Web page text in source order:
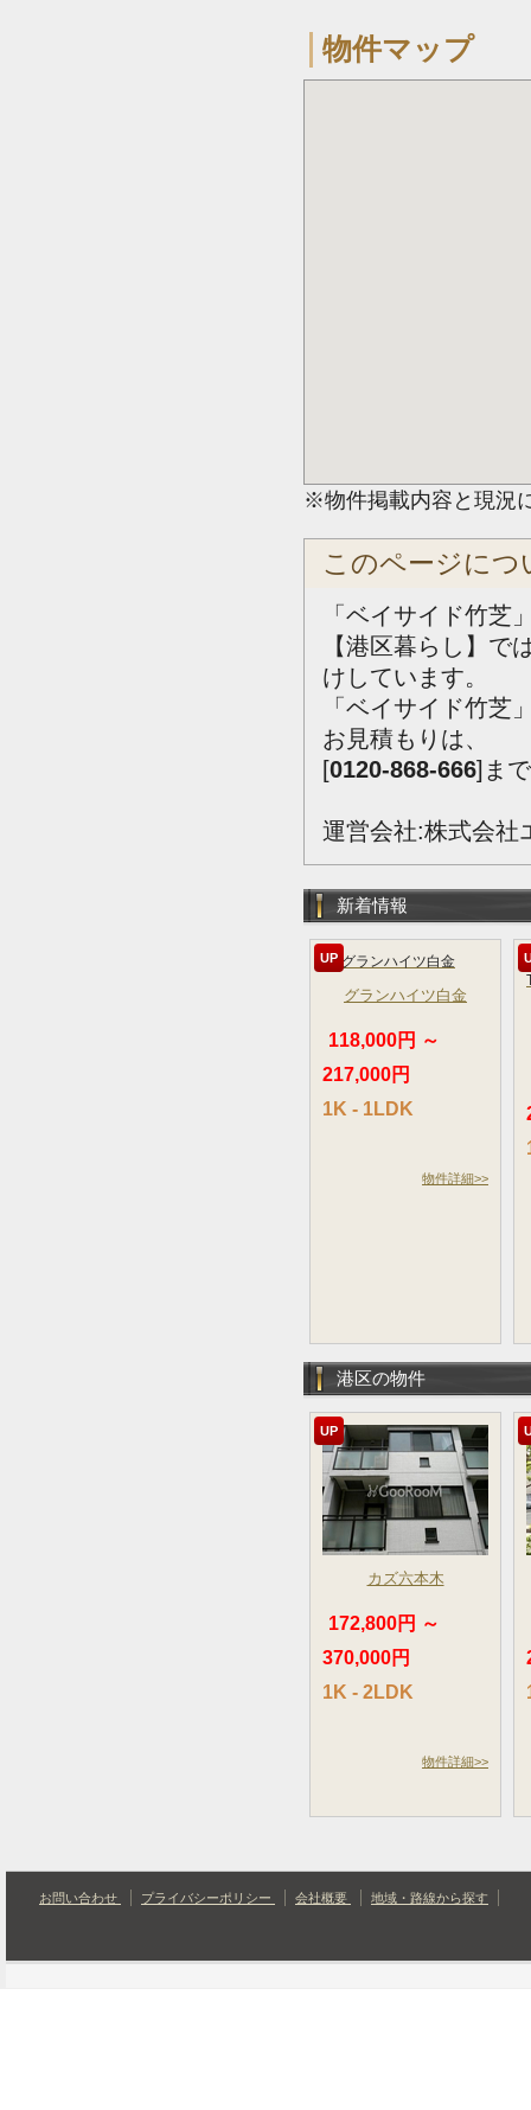
物件マップ
※物件掲載内容と現況
このページにつ
「ベイサイド竹芝
【港区暮らし】で
けしています。
「ベイサイド竹芝
お見積もりは、
[0120-868-666]ま
運営会社:株式会社
新着情報
UP
グランハイツ白金
118,000円 ～
217,000円
1K - 1LDK
物件詳細>>
港区の物件
UP
カズ六本木
172,800円 ～
370,000円
1K - 2LDK
物件詳細>>
お問い合わせ プライバシーポリシー 会社概要 地域・路線から探す